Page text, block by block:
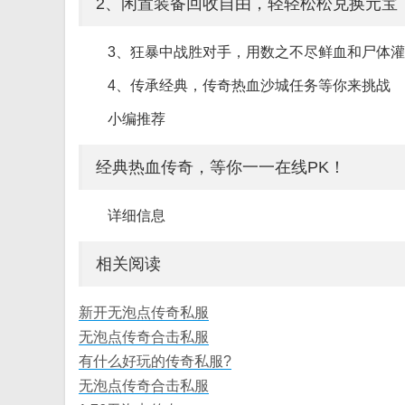
2、闲置装备回收自由，轻轻松松兑换元宝
3、狂暴中战胜对手，用数之不尽鲜血和尸体灌
4、传承经典，传奇热血沙城任务等你来挑战
小编推荐
经典热血传奇，等你一一在线PK！
详细信息
相关阅读
新开无泡点传奇私服
无泡点传奇合击私服
有什么好玩的传奇私服?
无泡点传奇合击私服